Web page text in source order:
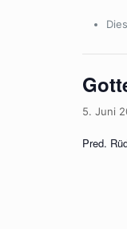
5. Juni
Pred.